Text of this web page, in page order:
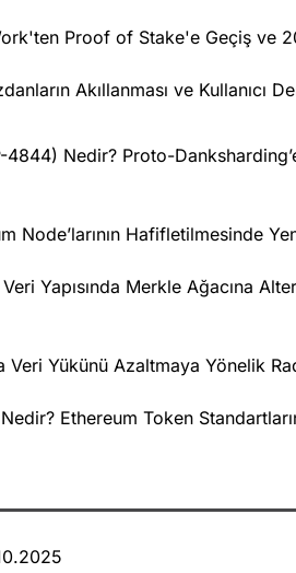
Proof of Stake'e Geçiş ve
Akıllanması ve Kullanıcı
Nedir? Proto-
Node’larının Hafifletilmesinde
Yapısında Merkle Ağacına
Veri Yükünü Azaltmaya Yönelik
Ethereum Token